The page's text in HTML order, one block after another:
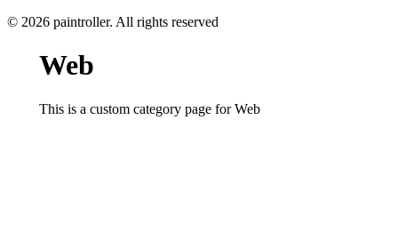
© 2026 paintroller. All rights reserved
Web
This is a custom category page for Web